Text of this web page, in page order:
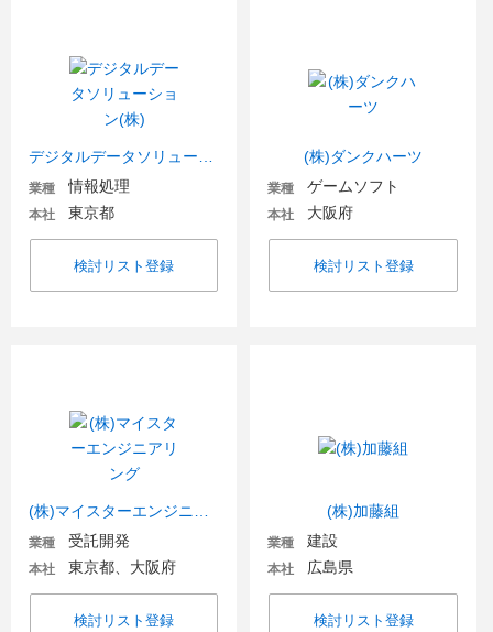
業種 情報処理
本社 東京都
検討リスト登録
(株)ダンクハーツ
業種 ゲームソフト
本社 大阪府
検討リスト登録
業種 受託開発
本社 東京都、大阪府
検討リスト登録
(株)加藤組
業種 建設
本社 広島県
検討リスト登録